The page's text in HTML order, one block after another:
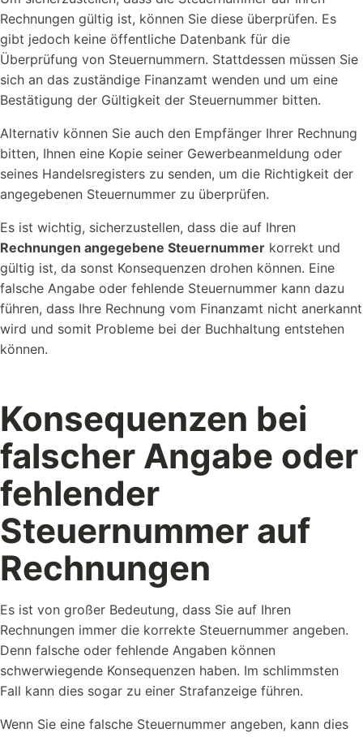
Rechnungen gültig ist, können Sie diese überprüfen. Es
gibt jedoch keine öffentliche Datenbank für die
Überprüfung von Steuernummern. Stattdessen müssen Sie
sich an das zuständige Finanzamt wenden und um eine
Bestätigung der Gültigkeit der Steuernummer bitten.
Alternativ können Sie auch den Empfänger Ihrer Rechnung
bitten, Ihnen eine Kopie seiner Gewerbeanmeldung oder
seines Handelsregisters zu senden, um die Richtigkeit der
angegebenen Steuernummer zu überprüfen.
Es ist wichtig, sicherzustellen, dass die auf Ihren
Rechnungen angegebene Steuernummer korrekt und
gültig ist, da sonst Konsequenzen drohen können. Eine
falsche Angabe oder fehlende Steuernummer kann dazu
führen, dass Ihre Rechnung vom Finanzamt nicht anerkannt
wird und somit Probleme bei der Buchhaltung entstehen
können.
Konsequenzen bei
falscher Angabe oder
fehlender
Steuernummer auf
Rechnungen
Es ist von großer Bedeutung, dass Sie auf Ihren
Rechnungen immer die korrekte Steuernummer angeben.
Denn falsche oder fehlende Angaben können
schwerwiegende Konsequenzen haben. Im schlimmsten
Fall kann dies sogar zu einer Strafanzeige führen.
Wenn Sie eine falsche Steuernummer angeben, kann dies